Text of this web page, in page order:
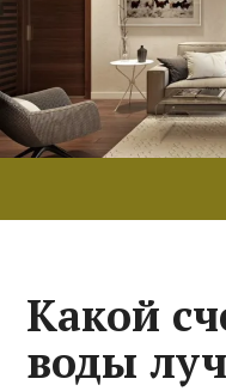
Какой
воды